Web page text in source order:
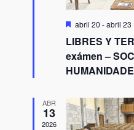
Destacado
abril 20 -abril 23
LIBRES Y
exámen –
ABR
13
2026